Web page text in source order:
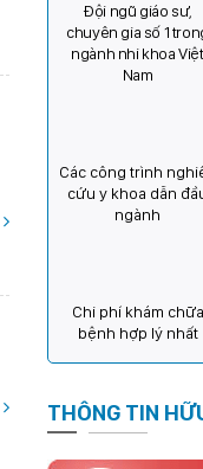
Đội ngũ giáo sư,
chuyên gia số 1
ngành nhi khoa Việt
Nam
Các công trình
cứu y khoa dẫn
ngành
Chi phí khám chữa
bệnh hợp lý nhất
THÔNG TIN